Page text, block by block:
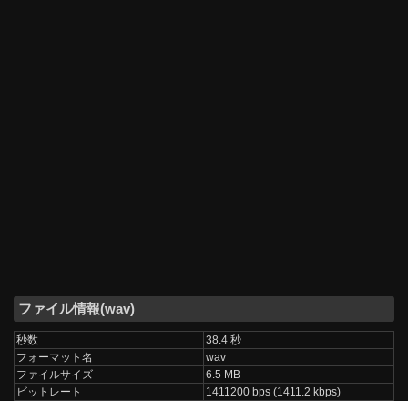
ファイル情報(wav)
秒数
38.4 秒
フォーマット名
wav
ファイルサイズ
6.5 MB
ビットレート
1411200 bps (1411.2 kbps)